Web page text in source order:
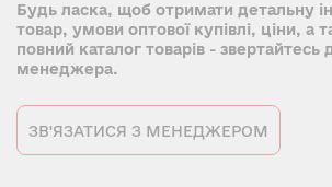
Будь ласка, щоб отримати детальну
товар, умови оптової купівлі, ціни, а
повний каталог товарів - звертайтесь
менеджера.
ЗВ'ЯЗАТИСЯ З МЕНЕДЖЕРОМ